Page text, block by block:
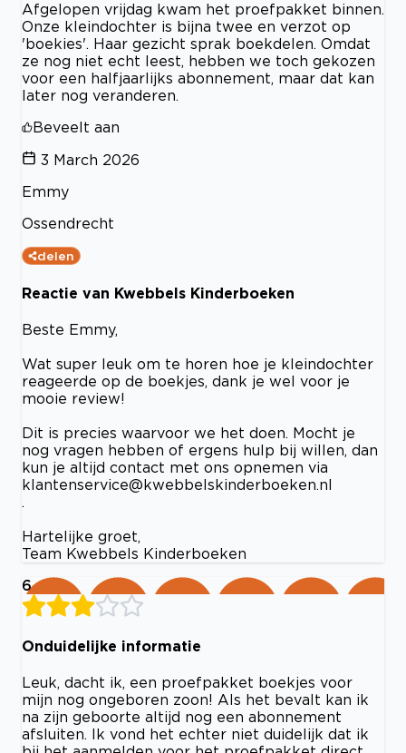
Afgelopen vrijdag kwam het proefpakket binnen.
Onze kleindochter is bijna twee en verzot op
'boekies'. Haar gezicht sprak boekdelen. Omdat
ze nog niet echt leest, hebben we toch gekozen
voor een halfjaarlijks abonnement, maar dat kan
later nog veranderen.
Beveelt aan
3 March 2026
Emmy
Ossendrecht
delen
Reactie van Kwebbels Kinderboeken
Beste Emmy,
Wat super leuk om te horen hoe je kleindochter
reageerde op de boekjes, dank je wel voor je
mooie review!
Dit is precies waarvoor we het doen. Mocht je
nog vragen hebben of ergens hulp bij willen, dan
kun je altijd contact met ons opnemen via
klantenservice@kwebbelskinderboeken.nl
.
Hartelijke groet,
Team Kwebbels Kinderboeken
6
Onduidelijke informatie
Leuk, dacht ik, een proefpakket boekjes voor
mijn nog ongeboren zoon! Als het bevalt kan ik
na zijn geboorte altijd nog een abonnement
afsluiten. Ik vond het echter niet duidelijk dat ik